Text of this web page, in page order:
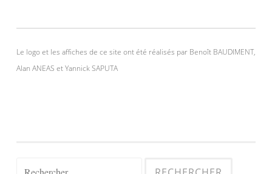
Le logo et les affiches de ce site ont été réalisés par Benoît BAUDIMENT,
Alan ANEAS et Yannick SAPUTA
Rechercher :